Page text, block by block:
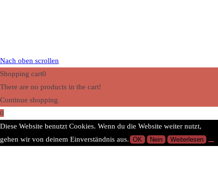
Nach oben scrollen
Shopping cart0
There are no products in the cart!
Continue shopping
0
Diese Website benutzt Cookies. Wenn du die Website weiter nutzt,
gehen wir von deinem Einverständnis aus. OK Nein Weiterlesen